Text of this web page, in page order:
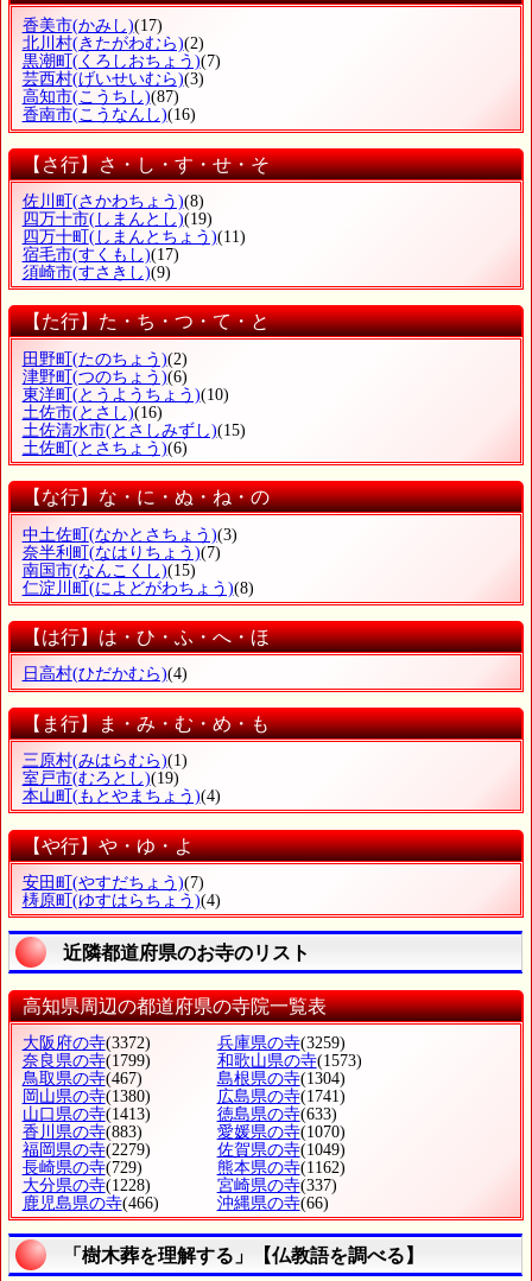
香美市(かみし)(17)
北川村(きたがわむら)(2)
黒潮町 (くろしおちょう)(7)
芸西村(げいせいむら)(3)
高知市(こうちし)(87)
香南市(こうなんし)(16)
【さ行】さ・し・す・せ・そ
佐川町 (さかわちょう)(8)
四万十市(しまんとし)(19)
四万十町 (しまんとちょう)(11)
宿毛市(すくもし)(17)
須崎市(すさきし)(9)
【た行】た・ち・つ・て・と
田野町 (たのちょう)(2)
津野町 (つのちょう)(6)
東洋町 (とうようちょう)(10)
土佐市(とさし)(16)
土佐清水市(とさしみずし)(15)
土佐町 (とさちょう)(6)
【な行】な・に・ぬ・ね・の
中土佐町(なかとさちょう)(3)
奈半利町(なはりちょう)(7)
南国市(なんこくし)(15)
仁淀川町(によどがわちょう)(8)
【は行】は・ひ・ふ・へ・ほ
日高村(ひだかむら)(4)
【ま行】ま・み・む・め・も
三原村(みはらむら)(1)
室戸市(むろとし)(19)
本山町 (もとやまちょう)(4)
【や行】や・ゆ・よ
安田町 (やすだちょう)(7)
梼原町 (ゆすはらちょう)(4)
近隣都道府県のお寺のリスト
高知県周辺の都道府県の寺院一覧表
大阪府の寺(3372) 兵庫県の寺(3259)
奈良県の寺(1799) 和歌山県の寺(1573)
鳥取県の寺(467) 島根県の寺(1304)
岡山県の寺(1380) 広島県の寺(1741)
山口県の寺(1413) 徳島県の寺(633)
香川県の寺(883) 愛媛県の寺(1070)
福岡県の寺(2279) 佐賀県の寺(1049)
長崎県の寺(729) 熊本県の寺(1162)
大分県の寺(1228) 宮崎県の寺(337)
鹿児島県の寺(466) 沖縄県の寺(66)
「樹木葬を理解する」【仏教語を調べる】